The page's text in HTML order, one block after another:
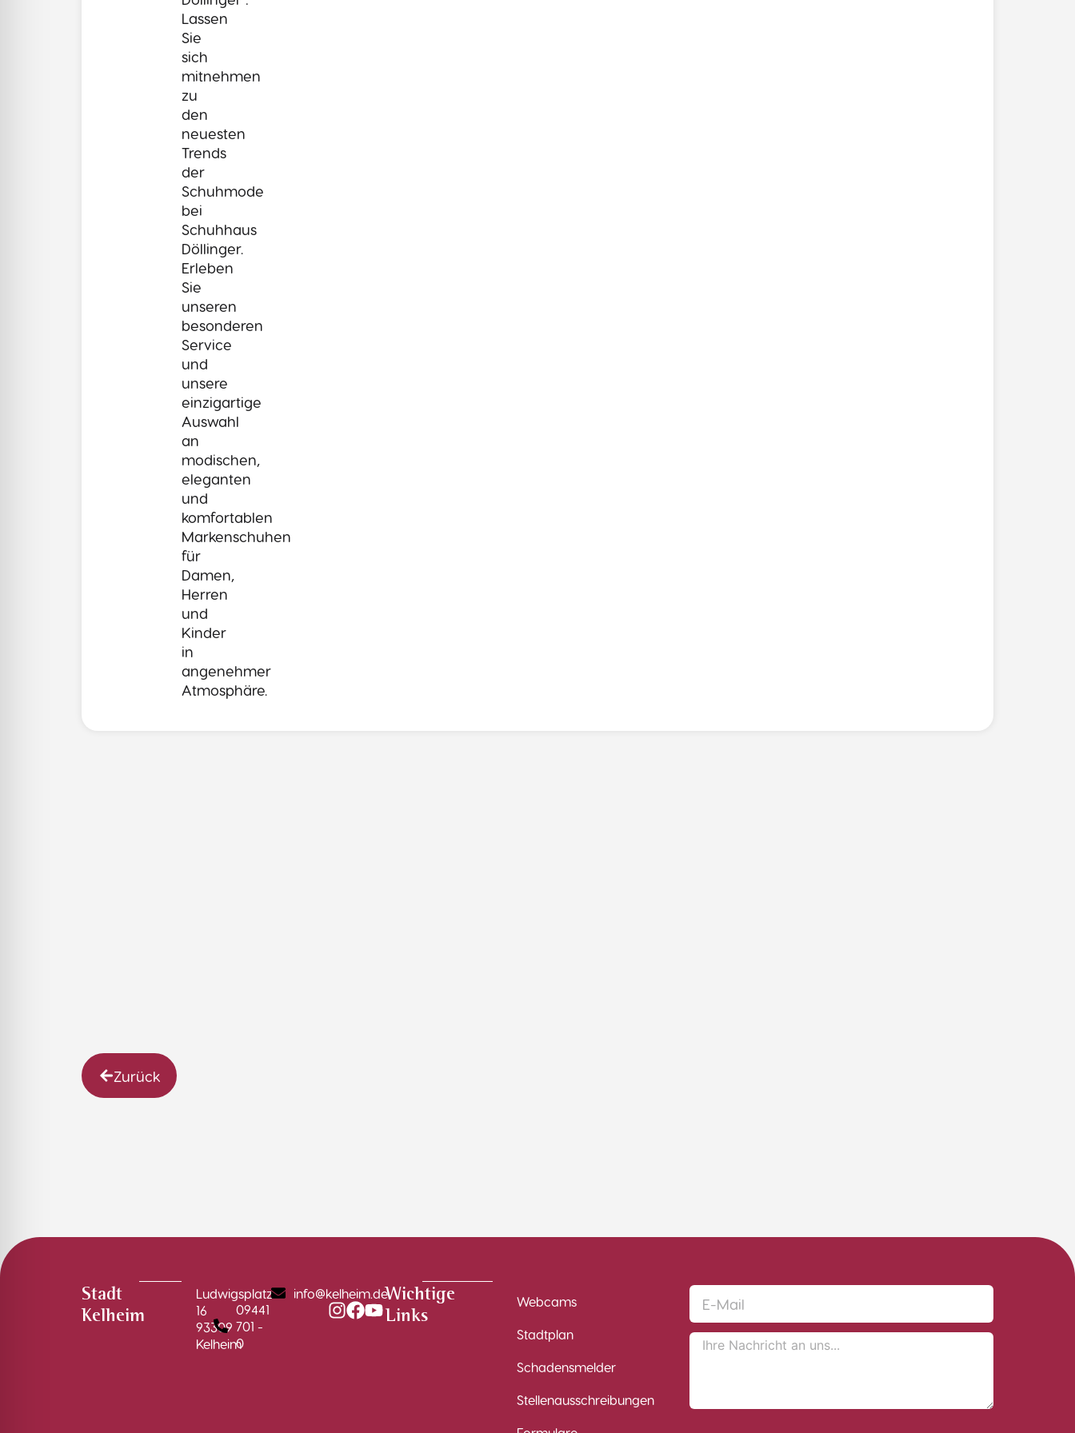
Lassen
Sie
sich
mitnehmen
zu
den
neuesten
Trends
der
Schuhmode
bei
Schuhhaus
Döllinger.
Erleben
Sie
unseren
besonderen
Service
und
unsere
einzigartige
Auswahl
an
modischen,
eleganten
und
komfortablen
Markenschuhen
für
Damen,
Herren
und
Kinder
in
angenehmer
Atmosphäre.
Zurück
Stadt
Kelheim
Ludwigsplatz
16
93309
Kelheim
09441
701 -
0
info@kelheim.deWichtige
Links
Webcams
Stadtplan
Schadensmelder
Stellenausschreibungen